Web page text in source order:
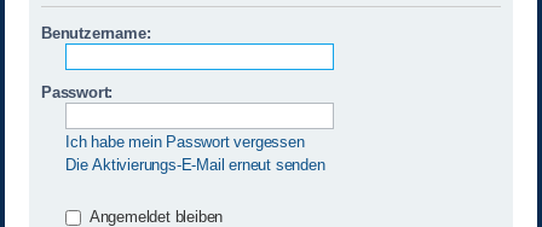
Benutzername:
Passwort:
Ich habe mein Passwort vergessen
Die Aktivierungs-E-Mail erneut senden
Angemeldet bleiben